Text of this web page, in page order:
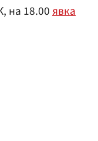
на 18.00явка